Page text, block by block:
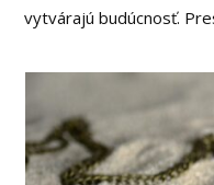
vytvárajú budúcnosť.